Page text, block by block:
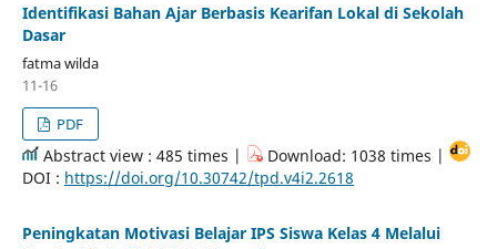
Identifikasi Bahan Ajar Berbasis Kearifan Lokal di Sekolah
Dasar
fatma wilda
11-16
PDF
Abstract view : 485 times |
Download: 1038 times |
DOI : https://doi.org/10.30742/tpd.v4i2.2618
Peningkatan Motivasi Belajar IPS Siswa Kelas 4 Melalui